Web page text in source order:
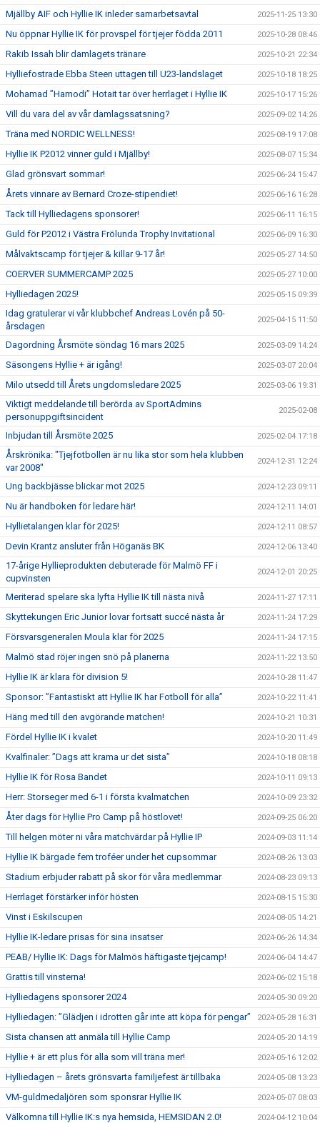
Mjällby AIF och Hyllie IK inleder samarbetsavtal 2025-11-25 13:30
Nu öppnar Hyllie IK för provspel för tjejer födda 2011 2025-10-28 08:46
Rakib Issah blir damlagets tränare 2025-10-21 22:34
Hylliefostrade Ebba Steen uttagen till U23-landslaget 2025-10-18 18:25
Mohamad ”Hamodi” Hotait tar över herrlaget i Hyllie IK 2025-10-17 15:26
Vill du vara del av vår damlagssatsning? 2025-09-02 14:26
Träna med NORDIC WELLNESS! 2025-08-19 17:08
Hyllie IK P2012 vinner guld i Mjällby! 2025-08-07 15:34
Glad grönsvart sommar! 2025-06-24 15:47
Årets vinnare av Bernard Croze-stipendiet! 2025-06-16 16:28
Tack till Hylliedagens sponsorer! 2025-06-11 16:15
Guld för P2012 i Västra Frölunda Trophy Invitational 2025-06-09 16:30
Målvaktscamp för tjejer & killar 9-17 år! 2025-05-27 14:50
COERVER SUMMERCAMP 2025 2025-05-27 10:00
Hylliedagen 2025! 2025-05-15 09:39
Idag gratulerar vi vår klubbchef Andreas Lovén på 50-
årsdagen
2025-04-15 11:50
Dagordning Årsmöte söndag 16 mars 2025 2025-03-09 14:24
Säsongens Hyllie + är igång! 2025-03-07 20:04
Milo utsedd till Årets ungdomsledare 2025 2025-03-06 19:31
Viktigt meddelande till berörda av SportAdmins
personuppgiftsincident
2025-02-08
Inbjudan till Årsmöte 2025 2025-02-04 17:18
Årskrönika: "Tjejfotbollen är nu lika stor som hela klubben
var 2008"
2024-12-31 12:24
Ung backbjässe blickar mot 2025 2024-12-23 09:11
Nu är handboken för ledare här! 2024-12-11 14:01
Hyllietalangen klar för 2025! 2024-12-11 08:57
Devin Krantz ansluter från Höganäs BK 2024-12-06 13:40
17-årige Hyllieprodukten debuterade för Malmö FF i
cupvinsten
2024-12-01 20:25
Meriterad spelare ska lyfta Hyllie IK till nästa nivå 2024-11-27 17:11
Skyttekungen Eric Junior lovar fortsatt succé nästa år 2024-11-24 17:29
Försvarsgeneralen Moula klar för 2025 2024-11-24 17:15
Malmö stad röjer ingen snö på planerna 2024-11-22 13:50
Hyllie IK är klara för division 5! 2024-10-28 11:47
Sponsor: ”Fantastiskt att Hyllie IK har Fotboll för alla” 2024-10-22 11:41
Häng med till den avgörande matchen! 2024-10-21 10:31
Fördel Hyllie IK i kvalet 2024-10-20 11:49
Kvalfinaler: ”Dags att krama ur det sista” 2024-10-18 08:18
Hyllie IK för Rosa Bandet 2024-10-11 09:13
Herr: Storseger med 6-1 i första kvalmatchen 2024-10-09 23:32
Åter dags för Hyllie Pro Camp på höstlovet! 2024-09-25 06:20
Till helgen möter ni våra matchvärdar på Hyllie IP 2024-09-03 11:14
Hyllie IK bärgade fem troféer under het cupsommar 2024-08-26 13:03
Stadium erbjuder rabatt på skor för våra medlemmar 2024-08-23 09:13
Herrlaget förstärker inför hösten 2024-08-15 15:30
Vinst i Eskilscupen 2024-08-05 14:21
Hyllie IK-ledare prisas för sina insatser 2024-06-26 14:34
PEAB/ Hyllie IK: Dags för Malmös häftigaste tjejcamp! 2024-06-04 14:47
Grattis till vinsterna! 2024-06-02 15:18
Hylliedagens sponsorer 2024 2024-05-30 09:20
Hylliedagen: ”Glädjen i idrotten går inte att köpa för pengar” 2024-05-28 16:31
Sista chansen att anmäla till Hyllie Camp 2024-05-20 14:19
Hyllie + är ett plus för alla som vill träna mer! 2024-05-16 12:02
Hylliedagen – årets grönsvarta familjefest är tillbaka 2024-05-08 13:23
VM-guldmedaljören som sponsrar Hyllie IK 2024-05-07 08:03
Välkomna till Hyllie IK:s nya hemsida, HEMSIDAN 2.0! 2024-04-12 10:04